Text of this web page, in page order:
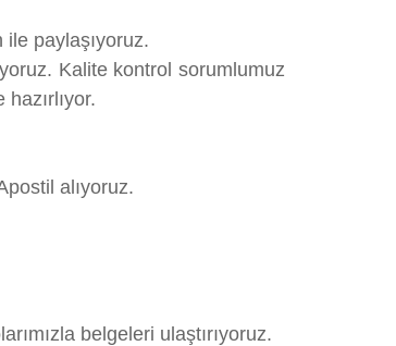
paylaşıyoruz.
Kalite kontrol sorumlumuz
alıyoruz.
belgeleri ulaştırıyoruz.